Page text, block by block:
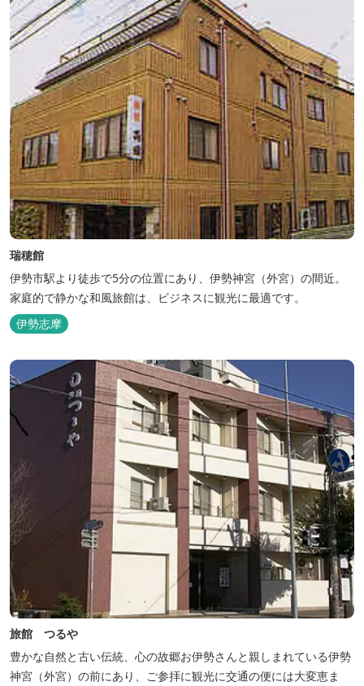
瑞穂館
伊勢市駅より徒歩で5分の位置にあり、伊勢神宮（外宮）の間近。
家庭的で静かな和風旅館は、ビジネスに観光に最適です。
伊勢志摩
旅館 つるや
豊かな自然と古い伝統、心の故郷お伊勢さんと親しまれている伊勢
神宮（外宮）の前にあり、ご参拝に観光に交通の便には大変恵ま